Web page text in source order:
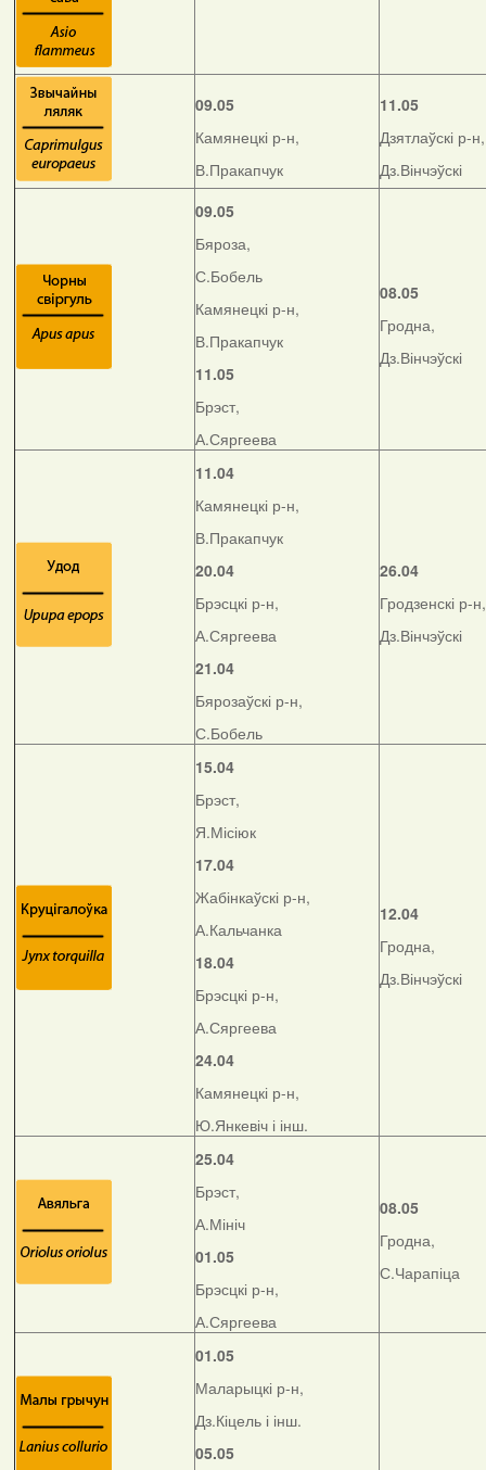
09.05
Камянецкі р-н,
В.Пракапчук
11.05
Дзятлаўскі р-н,
Дз.Вінчэўскі
09.05
Бяроза,
С.Бобель
Камянецкі р-н,
В.Пракапчук
11.05
Брэст,
А.Сяргеева
08.05
Гродна,
Дз.Вінчэўскі
11.04
Камянецкі р-н,
В.Пракапчук
20.04
Брэсцкі р-н,
А.Сяргеева
21.04
Бярозаўскі р-н,
С.Бобель
26.04
Гродзенскі р-н,
Дз.Вінчэўскі
15.04
Брэст,
Я.Місіюк
17.04
Жабінкаўскі р-н,
А.Кальчанка
18.04
Брэсцкі р-н,
А.Сяргеева
24.04
Камянецкі р-н,
Ю.Янкевіч і інш.
12.04
Гродна,
Дз.Вінчэўскі
25.04
Брэст,
А.Мініч
01.05
Брэсцкі р-н,
А.Сяргеева
08.05
Гродна,
С.Чарапіца
01.05
Маларыцкі р-н,
Дз.Кіцель і інш.
05.05